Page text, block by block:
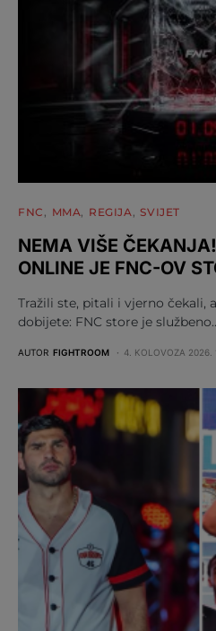
FNC MMA REGIJA SVIJET
NEMA VIŠE
ONLINE JE FNC-OV
Tražili ste, pitali i vjerno čekali,
dobijete: FNC store je
AUTOR FIGHTROOM 4. KOLOVOZA 2026.